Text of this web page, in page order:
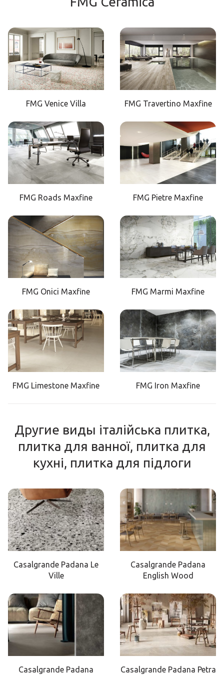
FMG Venice Villa FMG Travertino Maxfine
FMG Roads Maxfine FMG Pietre Maxfine
FMG Onici Maxfine FMG Marmi Maxfine
FMG Limestone Maxfine FMG Iron Maxfine
Другие виды італійська плитка,
плитка для ванної, плитка для
кухні, плитка для підлоги
Casalgrande Padana Le
Ville
Casalgrande Padana
English Wood
Casalgrande Padana
Casalgrande Padana Petra